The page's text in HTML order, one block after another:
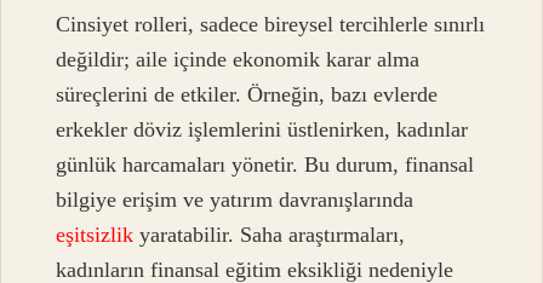
Cinsiyet rolleri, sadece bireysel tercihlerle sınırlı
değildir; aile içinde ekonomik karar alma
süreçlerini de etkiler. Örneğin, bazı evlerde
erkekler döviz işlemlerini üstlenirken, kadınlar
günlük harcamaları yönetir. Bu durum, finansal
bilgiye erişim ve yatırım davranışlarında
eşitsizlik yaratabilir. Saha araştırmaları,
kadınların finansal eğitim eksikliği nedeniyle